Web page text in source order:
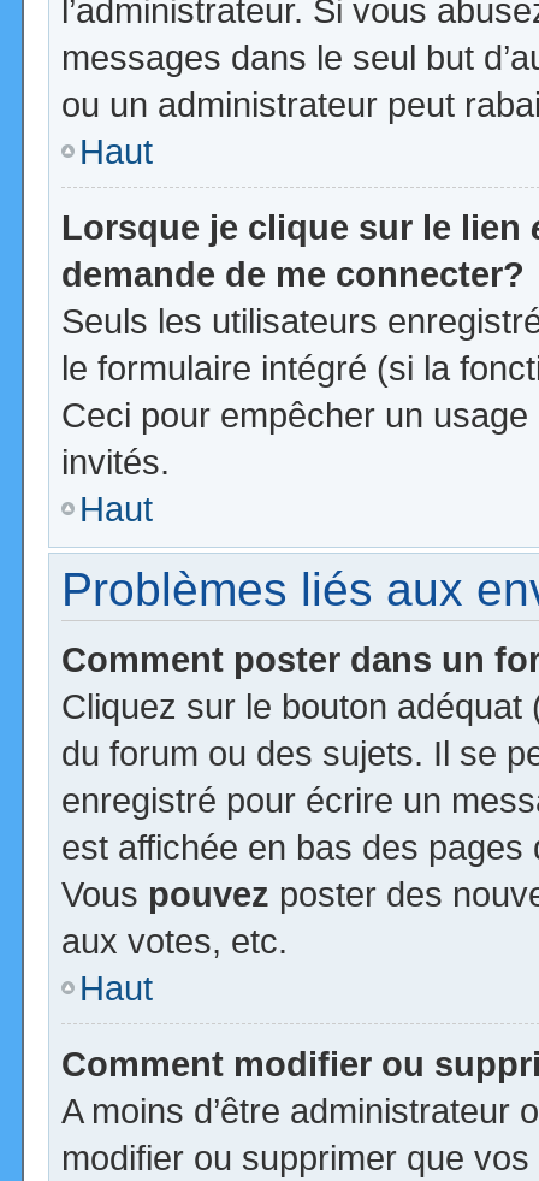
l’administrateur. Si vous
messages dans le seul but
ou un administrateur peut
Haut
Lorsque je clique sur le lien
demande de me connecter?
Seuls les utilisateurs
le formulaire intégré (si la
Ceci pour empêcher un
invités.
Haut
Problèmes liés aux
Comment poster dans un
Cliquez sur le bouton
du forum ou des sujets. Il se
enregistré pour écrire un
est affichée en bas des
Vous pouvez poster des
aux votes, etc.
Haut
Comment modifier ou
A moins d’être administrateur
modifier ou supprimer que